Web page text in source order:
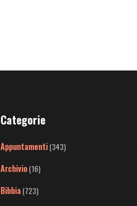
Categorie
Appuntamenti(343)
Archivio(16)
Bibbia (723)